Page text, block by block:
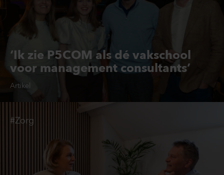
‘Ik zie P5COM als dé vakschool
voor management consultants’
Artikel
#Zorg